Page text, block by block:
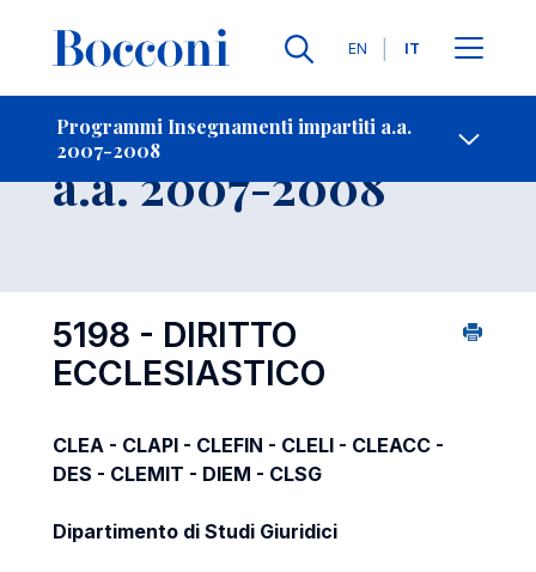
Lingue
EN IT
Programmi Insegnamenti impartiti a.a.
2007-2008
-
Insegnamento
a.a. 2007-2008
5198 - DIRITTO
ECCLESIASTICO
CLEA - CLAPI - CLEFIN - CLELI - CLEACC -
DES - CLEMIT - DIEM - CLSG
Dipartimento di Studi Giuridici